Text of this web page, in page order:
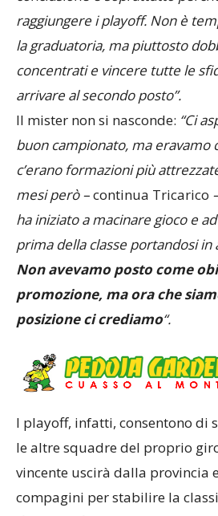
conclusione e soprattutto
raggiungere i playoff. Non è
la graduatoria, ma piuttosto
concentrati e vincere tutte le
Il mister non si nasconde:
Ci
buon campionato, ma eravamo
c’erano formazioni
mesi però
continua Tricarico –
ha iniziato a macinare gioco e
prima della classe portandosi in
Non avevamo posto come
promozione, ma ora che
I playoff, infatti, consentono di
le altre squadre del proprio
vincente uscirà dalla provincia